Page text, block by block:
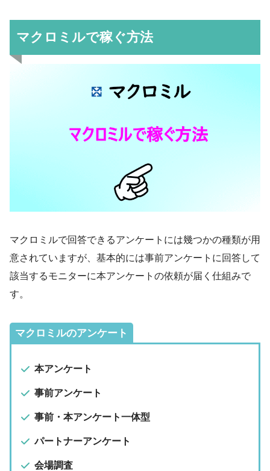
マクロミルで稼ぐ方法
マクロミルで回答できるアンケートには幾つかの種類が用
意されていますが、基本的には事前アンケートに回答して
該当するモニターに本アンケートの依頼が届く仕組みで
す。
マクロミルのアンケート
本アンケート
事前アンケート
事前・本アンケート一体型
パートナーアンケート
会場調査